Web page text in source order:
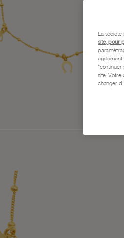
La société
site, pour
également
"continuer
site. Votre
changer